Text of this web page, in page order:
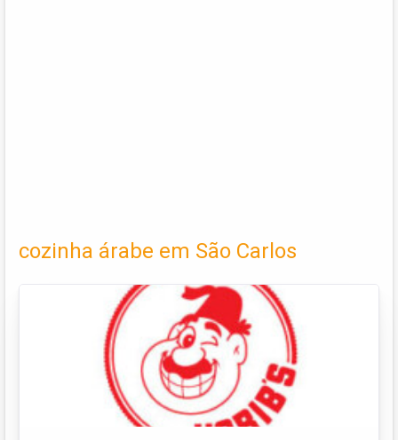
cozinha árabe em São Carlos